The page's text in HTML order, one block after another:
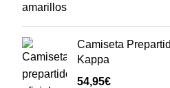
Camiseta
Kappa
54,95€